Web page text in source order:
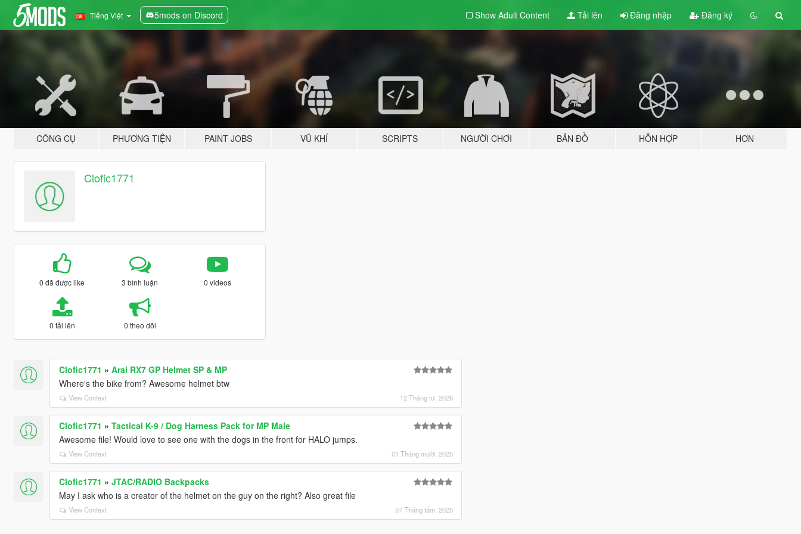
Tiếng Việt 5mods on Discord Show Adult Content Tải lên Đăng nhập Đăng ký
CÔNG CỤ PHƯƠNG TIỆN PAINT JOBS VŨ KHÍ SCRIPTS NGƯỜI CHƠI BẢN ĐỒ HỖN HỢP HƠN
Clofic1771
0 đã được like 3 bình luận 0 videos
0 tải lên 0 theo dõi
Clofic1771 » Arai RX7 GP Helmet SP & MP
Where's the bike from? Awesome helmet btw
View Context 12 Tháng tư, 2026
Clofic1771 » Tactical K-9 / Dog Harness Pack for MP Male
Awesome file! Would love to see one with the dogs in the front for HALO jumps.
View Context 01 Tháng mười, 2025
Clofic1771 » JTAC/RADIO Backpacks
May I ask who is a creator of the helmet on the guy on the right? Also great file
View Context 07 Tháng tám, 2025